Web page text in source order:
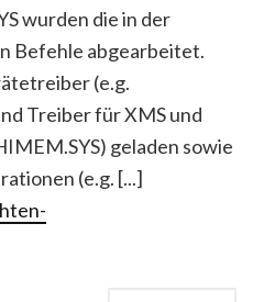
wurden die in der
Befehle abgearbeitet.
(e.g.
Treiber für XMS und
geladen sowie
(e.g. [...]